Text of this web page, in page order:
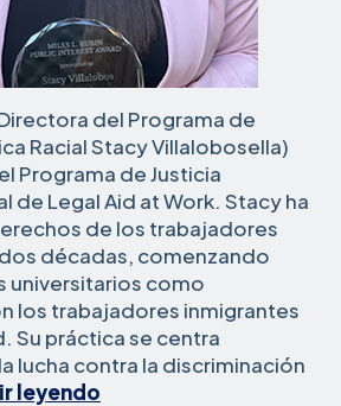
del Programa de
Racial Stacy Villalobosella)
Programa de Justicia
de Legal Aid at Work. Stacy ha
de los trabajadores
décadas, comenzando
universitarios como
los trabajadores inmigrantes
Su práctica se centra
lucha contra la discriminación
leyendo